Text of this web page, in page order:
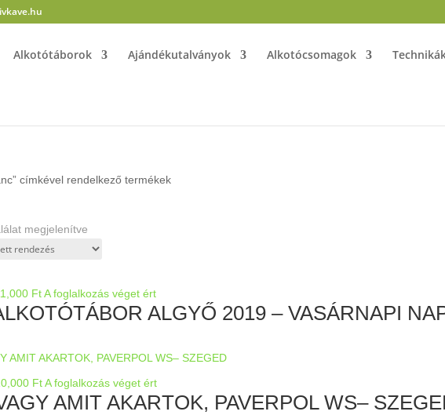
Alkotótáborok Ajándékutalványok Alkotócsomagok
címkével rendelkező termékek
megjelenítve
FtA foglalkozás véget ért
ALGYŐ 2019 – VASÁRNAPI
FtA foglalkozás véget ért
AMIT AKARTOK, PAVERPOL WS–